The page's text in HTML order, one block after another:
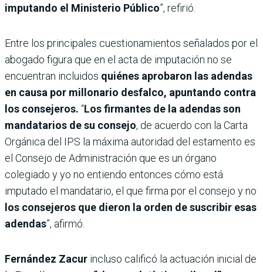
imputando el Ministerio Público”, refirió.
Entre los principales cuestionamientos señalados por el
abogado figura que en el acta de imputación no se
encuentran incluidos quiénes aprobaron las adendas
en causa por millonario desfalco, apuntando contra
los consejeros. “Los firmantes de la adendas son
mandatarios de su consejo, de acuerdo con la Carta
Orgánica del IPS la máxima autoridad del estamento es
el Consejo de Administración que es un órgano
colegiado y yo no entiendo entonces cómo está
imputado el mandatario, el que firma por el consejo y no
los consejeros que dieron la orden de suscribir esas
adendas”, afirmó.
Fernández Zacur incluso calificó la actuación inicial de